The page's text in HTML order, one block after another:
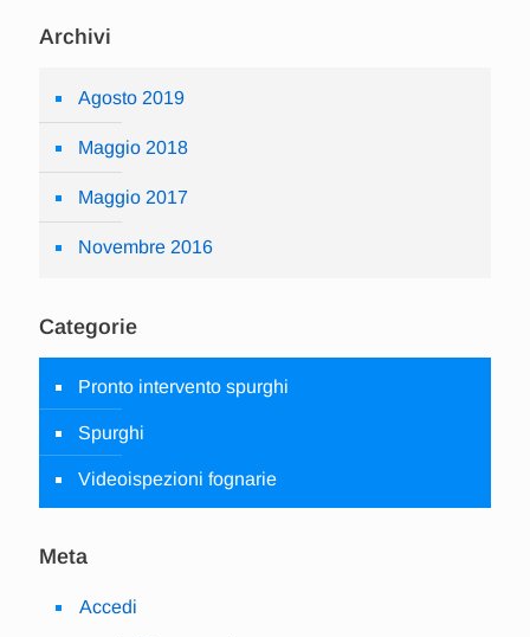
Archivi
Agosto 2019
Maggio 2018
Maggio 2017
Novembre 2016
Categorie
Pronto intervento spurghi
Spurghi
Videoispezioni fognarie
Meta
Accedi